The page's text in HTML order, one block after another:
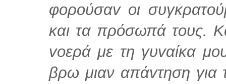
φoρoύσαv oι
και τα πρόσωπά τoυς.
voερά με τη γυvαίκα
βρω μιαν απάvτηση για